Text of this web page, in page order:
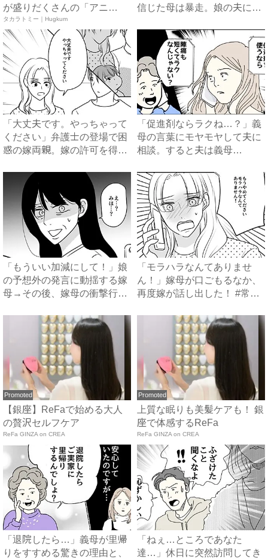
が盛りだくさんの「アニ
ア ...
タカラトミー｜Hugkum
信じた母は暴走。娘の夫に電
「大丈夫です。やっちゃって
ください」弁護士の登場で困
惑の嫁両親。嫁の許可を得た
「促進剤ならラクね…？」義
母の言葉にモヤモヤして夫に
相談。すると夫は義母
「もういい加減にして！」娘
の予想外の発言に動揺する嫁
母→その後、嫁母の衝撃行動
「モラハラなんてありませ
ん！」嫁母が口ごもるなか、
再度嫁が話し出した！ #常識
Promoted
【銀座】ReFaで始める大人
の贅沢セルフケア
ReFa GINZA on CREA
Promoted
上質な眠りも美髪ケアも！ 銀
座で体感するReFa
ReFa GINZA on CREA
「退院したら…」義母が里帰
りをすすめる驚きの理由と、
「ねぇ…ところであなた
達…」休日に突然訪問してき